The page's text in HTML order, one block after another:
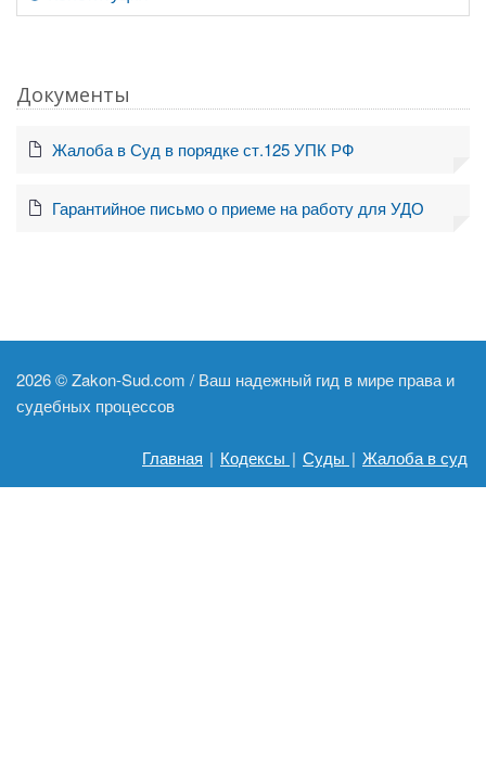
Документы
Жалоба в Суд в порядке ст.125 УПК РФ
Гарантийное письмо о приеме на работу для УДО
2026 ©Zakon-Sud.com / Ваш надежный гид в мире права и
судебных процессов
Главная | Кодексы | Суды | Жалоба в суд